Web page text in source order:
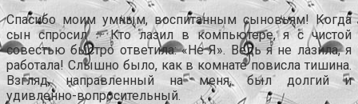
Спасибо моим умным, воспитанным сыновьям! Когда
сын спросил – Кто лазил в компьютере, я с чистой
совестью быстро ответила: «Не Я». Ведь я не лазила, я
работала! Слышно было, как в комнате повисла тишина.
Взгляд, направленный на меня, был долгий и
удивленно-вопросительный.